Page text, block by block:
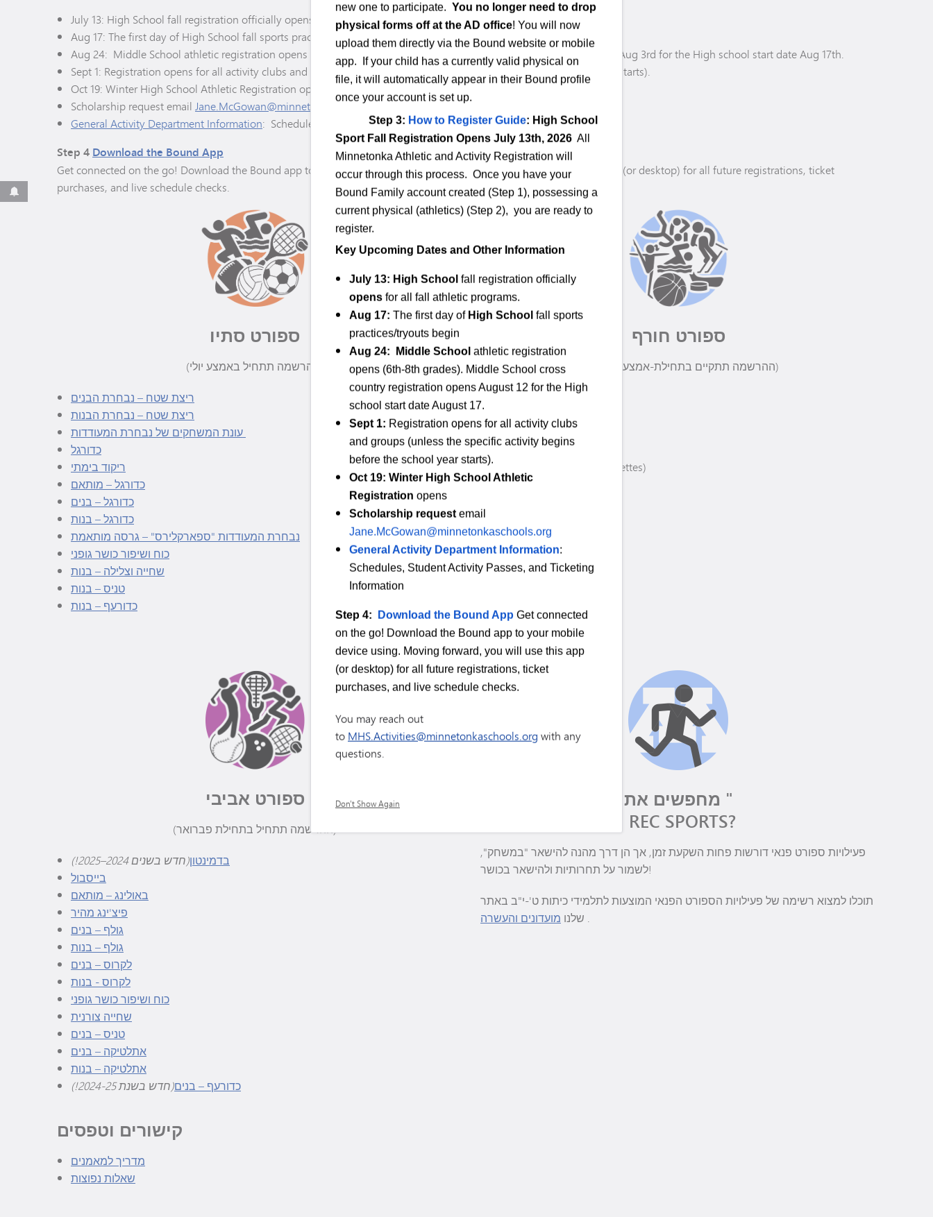
July 13: High School fall registration officially opens for all fall athletic programs.
Aug 17: The first day of High School fall sports practices/tryouts begin
Aug 24: Middle School athletic registration opens (6th-8th grades). Middle School cross country registration opens Aug 3rd for the High school start date Aug 17th.
Sept 1: Registration opens for all activity clubs and groups (unless the specific activity begins before the school year starts).
Oct 19: Winter High School Athletic Registration opens
Scholarship request email Jane.McGowan@minnetonkaschools.org
General Activity Department Information: Schedules, Student Activity Passes, and Ticketing Information
Step 4 Download the Bound App
Get connected on the go! Download the Bound app to your mobile device using. Moving forward, you will use this app (or desktop) for all future registrations, ticket
purchases, and live schedule checks.
ספורט סתיו
ריצת שטח – נבחרת הבנים
ריצת שטח – נבחרת הבנות
כדורגל
ריקוד בימתי
כדורגל – מותאם
כדורגל – בנים
כדורגל – בנות
נבחרת המעודדות "ספארקלירס" – גרסה מותאמת
כוח ושיפור כושר גופני
שחייה וצלילה – בנות
טניס – בנות
כדורעף – בנות
ספורט חורף
(ההרשמה תתקיים בתחילת-אמצע אוקטובר)
סקי אלפיני
כדורסל – בנים
כדורסל – בנות
(MDT Skipperettes)
הוקי רצפה – מותאם
הוקי – בנות
סקי נורדי – בנים ובנות
כוח ושיפור כושר גופני
ספורט אביבי
(ההרשמה תתחיל בתחילת פברואר)
בדמינטון(חדש בשנים 2024–2025!)
בייסבול
באולינג – מותאם
פיצ'ינג מהיר
גולף – בנים
גולף – בנות
לקרוס – בנים
לקרוס - בנות
כוח ושיפור כושר גופני
שחייה צורנית
טניס – בנים
אתלטיקה – בנים
אתלטיקה – בנות
כדורעף – בנים(חדש בשנת 2024-25!)
מחפשים את "
" REC SPORTS?
פעילויות ספורט פנאי דורשות פחות השקעת זמן, אך הן דרך מהנה להישאר "במשחק",
לשמור על תחרותיות ולהישאר בכושר!
תוכלו למצוא רשימה של פעילויות הספורט הפנאי המוצעות לתלמידי כיתות ט'-י"ב באתר
שלנו מועדונים והעשרה .
קישורים וטפסים
מדריך למאמנים
שאלות נפוצות
new one to participate. You no longer need to drop
physical forms off at the AD office! You will now
upload them directly via the Bound website or mobile
app. If your child has a currently valid physical on
file, it will automatically appear in their Bound profile
once your account is set up.
Step 3: How to Register Guide: High School
Sport Fall Registration Opens July 13th, 2026 All
Minnetonka Athletic and Activity Registration will
occur through this process. Once you have your
Bound Family account created (Step 1), possessing a
current physical (athletics) (Step 2), you are ready to
register.
Key Upcoming Dates and Other Information
July 13: High School fall registration officially
opens for all fall athletic programs.
Aug 17: The first day of High School fall sports
practices/tryouts begin
Aug 24: Middle School athletic registration
opens (6th-8th grades). Middle School cross
country registration opens August 12 for the High
school start date August 17.
Sept 1: Registration opens for all activity clubs
and groups (unless the specific activity begins
before the school year starts).
Oct 19: Winter High School Athletic
Registration opens
Scholarship requestemail
Jane.McGowan@minnetonkaschools.org
General Activity Department Information:
Schedules, Student Activity Passes, and Ticketing
Information
Step 4: Download the Bound App Get connected
on the go! Download the Bound app to your mobile
device using. Moving forward, you will use this app
(or desktop) for all future registrations, ticket
purchases, and live schedule checks.
You may reach out
to MHS.Activities@minnetonkaschools.org with any
questions.
Don't Show Again